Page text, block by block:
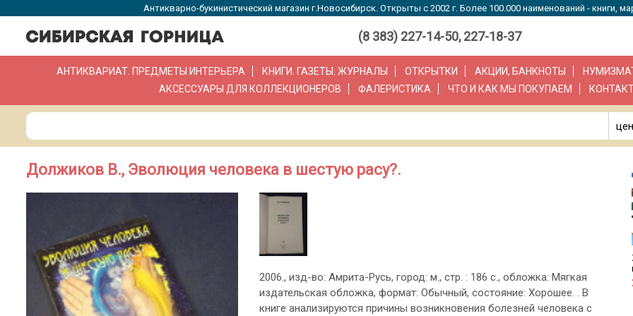
Антикварно-букинистический магазин г.Новосибирск. Открыты с 2002 г. Более 100.000 наименований - книги,
(8 383) 227-14-50, 227-18-37
АНТИКВАРИАТ. ПРЕДМЕТЫ ИНТЕРЬЕРА КНИГИ. ГАЗЕТЫ. ЖУРНАЛЫ ОТКРЫТКИ АКЦИИ, БАНКНОТЫ
АКСЕССУАРЫ ДЛЯ КОЛЛЕКЦИОНЕРОВ
ФАЛЕРИСТИКА ЧТО И КАК МЫ ПОКУПАЕМ
Должиков В., Эволюция человека в шестую расу?.
2006., изд-во: Амрита-Русь, город: м., стр. : 186 с., обложка: Мягкая
издательская обложка, формат: Обычный, состояние: Хорошее. . В
книге анализируются причины возникновения болезней человека с